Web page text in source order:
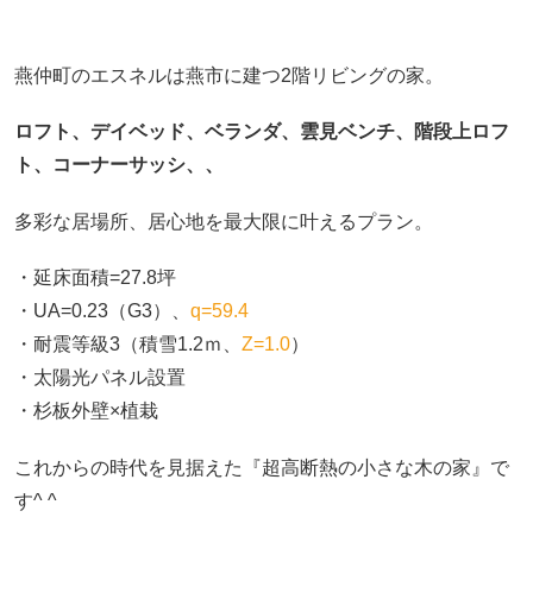
燕仲町のエスネルは燕市に建つ2階リビングの家。
ロフト、デイベッド、ベランダ、雲見ベンチ、階段上ロフ
ト、コーナーサッシ、、
多彩な居場所、居心地を最大限に叶えるプラン。
・延床面積=27.8坪
・UA=0.23（G3）、 q=59.4
・耐震等級3（積雪1.2ｍ、 Z=1.0）
・太陽光パネル設置
・杉板外壁×植栽
これからの時代を見据えた『超高断熱の小さな木の家』で
す^ ^